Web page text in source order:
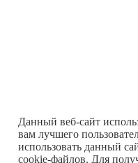
Данный веб-сайт
вам лучшего
использовать данный
cookie-файлов. Для